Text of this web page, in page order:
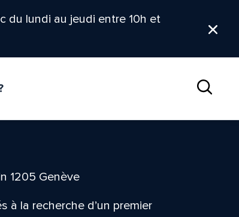
du lundi au jeudi entre 10h et
1205 Genève
la recherche d’un premier